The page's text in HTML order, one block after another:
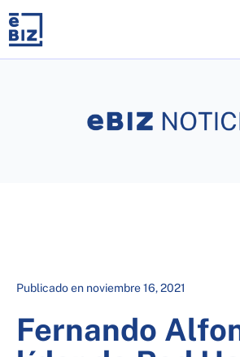
content
Publicado en noviembre 16, 2021
Fernando